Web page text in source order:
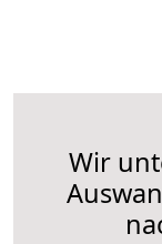
Wir